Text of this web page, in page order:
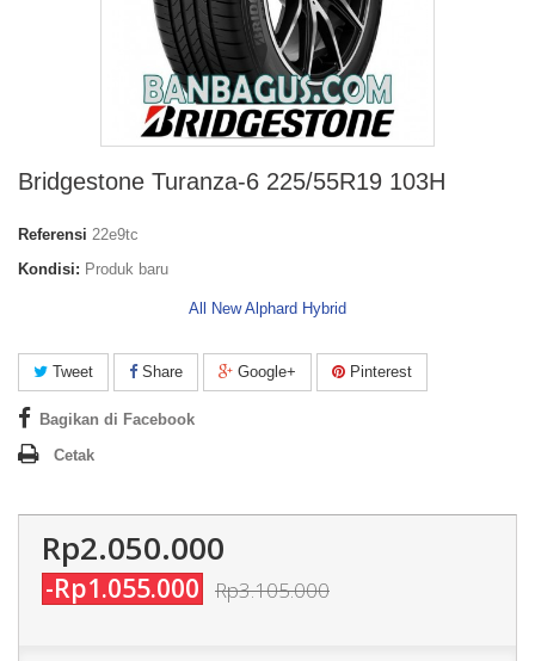
Bridgestone Turanza-6 225/55R19 103H
Referensi 22e9tc
Kondisi: Produk baru
All New Alphard Hybrid
Tweet Share Google+ Pinterest
Bagikan di Facebook
Cetak
Rp2.050.000
-Rp1.055.000 Rp3.105.000